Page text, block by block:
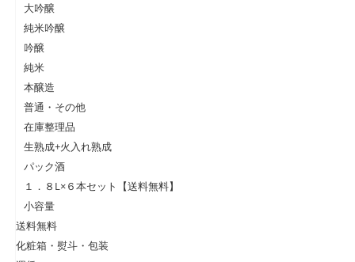
大吟醸
純米吟醸
吟醸
純米
本醸造
普通・その他
在庫整理品
生熟成+火入れ熟成
パック酒
１．８L×６本セット【送料無料】
小容量
送料無料
化粧箱・熨斗・包装